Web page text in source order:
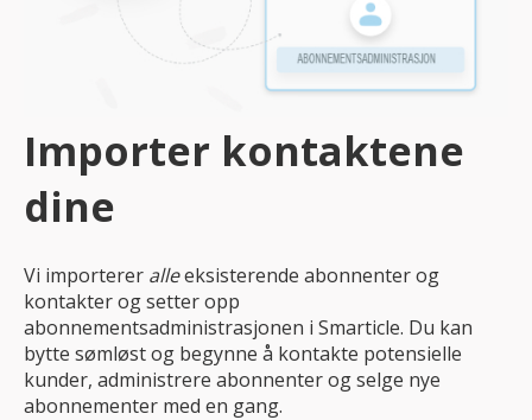
Importer kontaktene
dine
Vi importerer alleeksisterende abonnenter og
kontakter og setter opp
abonnementsadministrasjonen i Smarticle. Du kan
bytte sømløst og begynne å kontakte potensielle
kunder, administrere abonnenter og selge nye
abonnementer med en gang.